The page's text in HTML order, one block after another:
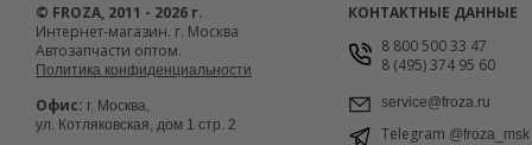
© FROZA, 2011 - 2026 г.
Интернет-магазин. г. Москва
Автозапчасти оптом.
Политика конфиденциальности
Офис: г. Москва,
ул. Котляковская, дом 1 стр. 2
КОНТАКТНЫЕ ДАННЫЕ
8 800 500 33 47
8 (495) 374 95 60
service@froza.ru
Telegram @froza_msk